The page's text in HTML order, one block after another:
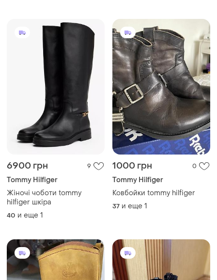
6900 грн 9
Tommy Hilfiger
Жіночі чоботи tommy
hilfiger шкіра
40 и еще 1
1000 грн 0
Tommy Hilfiger
Ковбойки tommy hilfiger
37 и еще 1